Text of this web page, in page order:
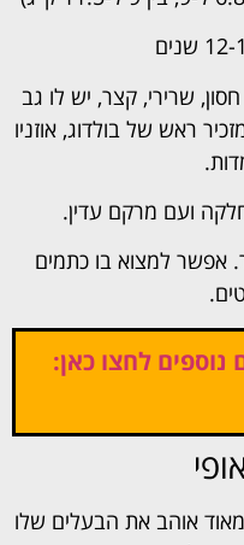
שרירי, קצר, יש לו גב
ראש של בולדוג, אוזניו
ועם מרקם עדין.
אפשר למצוא בו כתמים
נוספים לחצו כאן:
מאוד אוהב את הבעלים שלו